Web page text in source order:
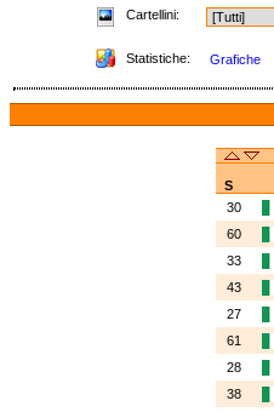
Cartellini:
Statistiche: Grafiche
S
30
60
33
43
27
61
28
38